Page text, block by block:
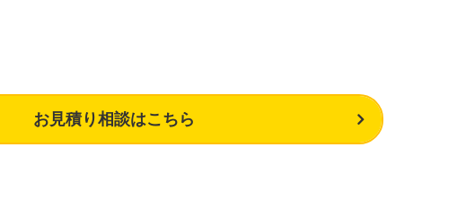
お見積り相談はこちら